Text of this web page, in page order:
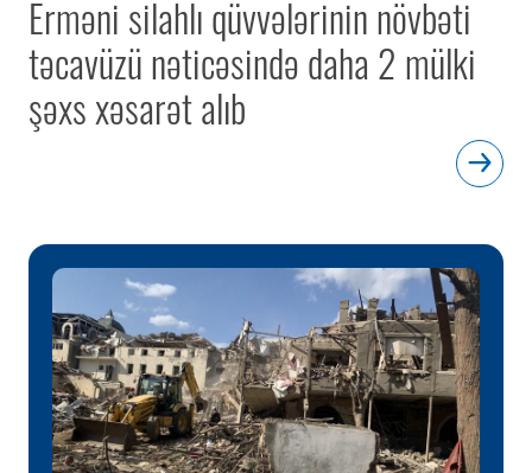
Erməni silahlı qüvvələrinin növbəti
təcavüzü nəticəsində daha 2 mülki
şəxs xəsarət alıb